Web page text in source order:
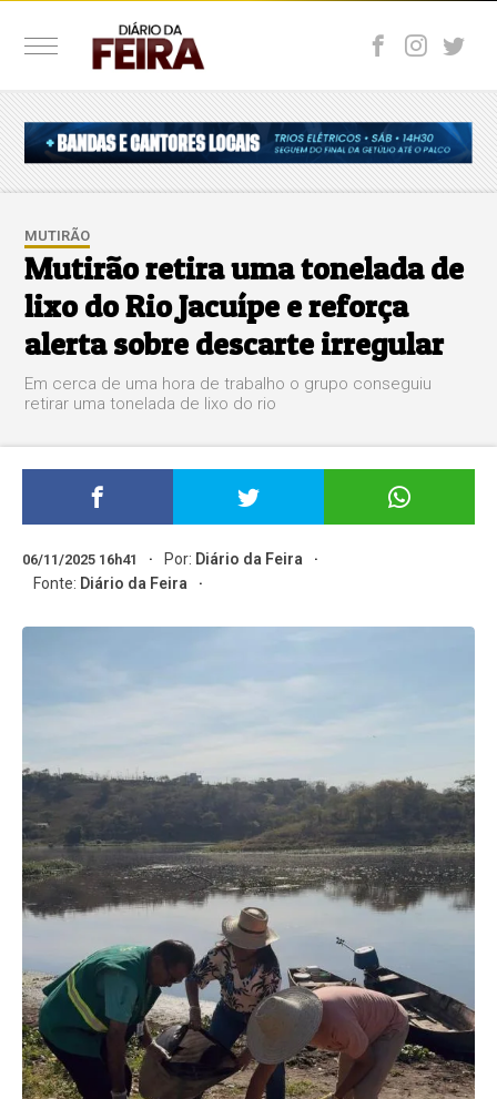
MUTIRÃO
Mutirão retira uma tonelada de
lixo do Rio Jacuípe e reforça
alerta sobre descarte irregular
Em cerca de uma hora de trabalho o grupo conseguiu
retirar uma tonelada de lixo do rio
06/11/2025 16h41 Por: Diário da Feira
Fonte: Diário da Feira